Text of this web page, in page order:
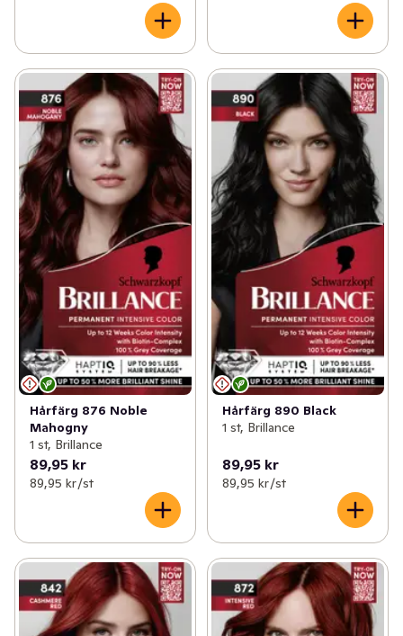
glansen och bevarar färgens intensitet. Resultatet?
Oemotståndlig färgintensitet i upp till 12 veckor, med
perfekt täckning av grått hår – från rot till topp.
Skyddande eftervård – balsam med Bonding-HaptIQ
System vårdar håret genom att: 1. Skapa nya
mikrobindningar inuti hårstrået 2. Omsluta håret med ett
yttre skyddande lager - För ett starkare hår och upp till
90% mindre brutna hårstrån*.  Vegansk formula**.
Bruksanvisning av återvunnet material, tub i 100 %
återvunnen aluminium. För bästa resultat, använd på
medelblont till mellanbrunt hår. Denna nyans passar alla
hårstrukturer och upp till 50% grått hår. Färgen är
permanent.  Färga håret själv – steg för steg: 1. Häll
innehållet från färgkrämen i applikatorflaskan med
utvecklingsemulsion och blanda väl. 2. Applicera enkelt
blandningen med flaskan på torrt hår och låt verka i 30
minuter. 3. Skölj noggrant med ljummet vatten tills
vattnet är klart. Använd sedan det vårdande balsamet
som ingår i förpackningen.  Produktfördelar i korthet:
Upp till 12 veckors färgintensitet Perfekt
gråhårstäckning - passar för att färga grått hår Upp till
50% mer briljant glans Med Biotin-Complex för ett friskt
och glansigt hår Upp till 90% mindre brutna hårstrån*
Brun hårfärg Psst! Har du sett att våra permanenta
hårfärger kommer i flera olika, vackra nyanser – vi vill att
du ska kunna hitta den bästa hårfärgen för just dig!
*Test med mätinstrument med och utan balsam ** Utan
ingredienser av animaliskt ursprung
Hårfärg 876 Noble
Mahogny
1 st, Brillance
89,95 kr
89,95 kr /st
Hårfärg 890 Black
1 st, Brillance
89,95 kr
89,95 kr /st